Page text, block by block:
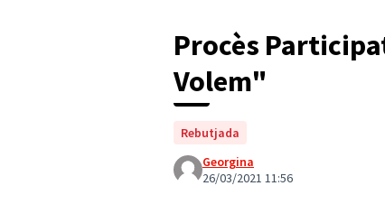
Procès
Volem"
Rebutjada
Georgina
26/03/2021 11:56